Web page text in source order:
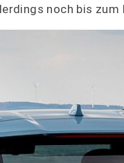
noch bis zum